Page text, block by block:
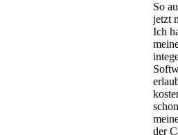
So
jetzt
Ich
der